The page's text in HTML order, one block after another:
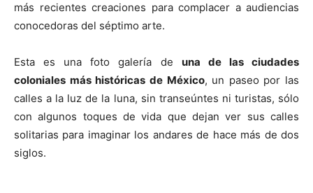
más recientes creaciones para complacer a audiencias
conocedoras del séptimo arte.
Esta es una foto galería de una de las ciudades
coloniales más históricas de México, un paseo por las
calles a la luz de la luna, sin transeúntes ni turistas, sólo
con algunos toques de vida que dejan ver sus calles
solitarias para imaginar los andares de hace más de dos
siglos.